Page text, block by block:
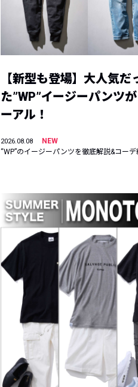
【新型も登場】大人気だ
た”WP”イージーパンツ
ーアル！
2026.08.08
NEW
“WP”のイージーパンツを徹底解説&コーデ